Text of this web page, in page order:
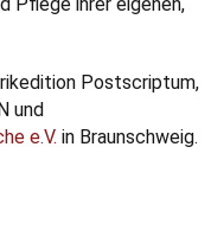
Pflege ihrer eigenen,
Postscriptum,
und
e.V. in Braunschweig.